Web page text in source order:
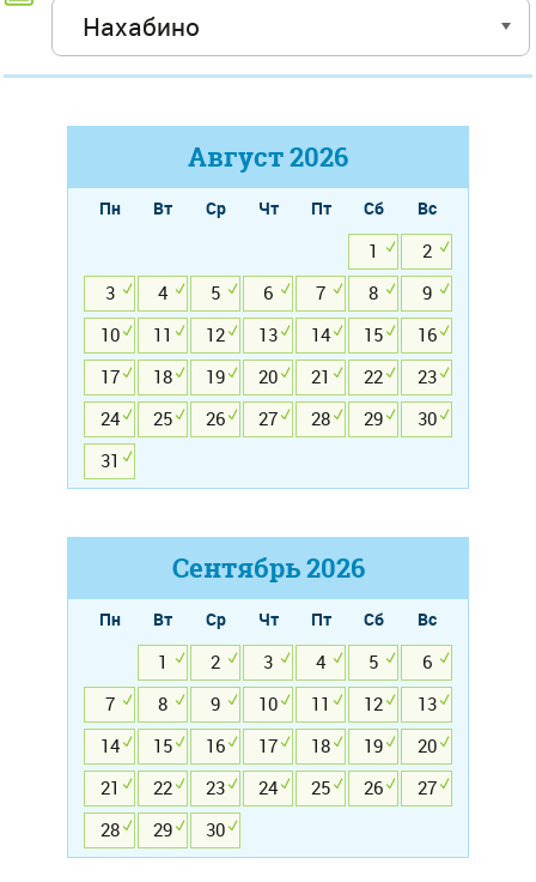
Август2026
Пн Вт Ср Чт Пт Сб
Вс
1
2
3
4 5 6 7 8
9
10
11 12 13 14 15
16
17
18 19 20 21 22
23
24
25 26 27 28 29
30
31
Сентябрь2026
Пн Вт Ср Чт Пт Сб
Вс
1
2 3 4 5
6
7
8 9 10 11 12
13
14
15 16 17 18 19
20
21
22 23 24 25 26
27
28
29 30